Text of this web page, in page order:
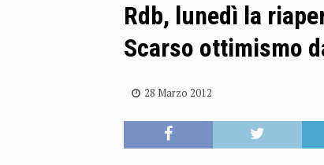
Rdb, lunedì la
Scarso ottimismo
28 Marzo 2012